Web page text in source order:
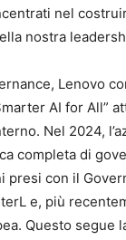
nel
nostra
Lenovo
AI for All”
Nel 2024,
completa di
presi con il
e, più
Questo segue